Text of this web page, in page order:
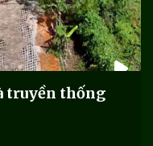
truyền thống